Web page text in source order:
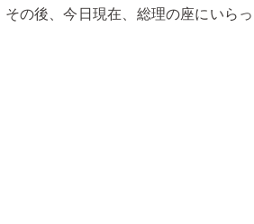
の後、今日現在、総理の座にいらっ